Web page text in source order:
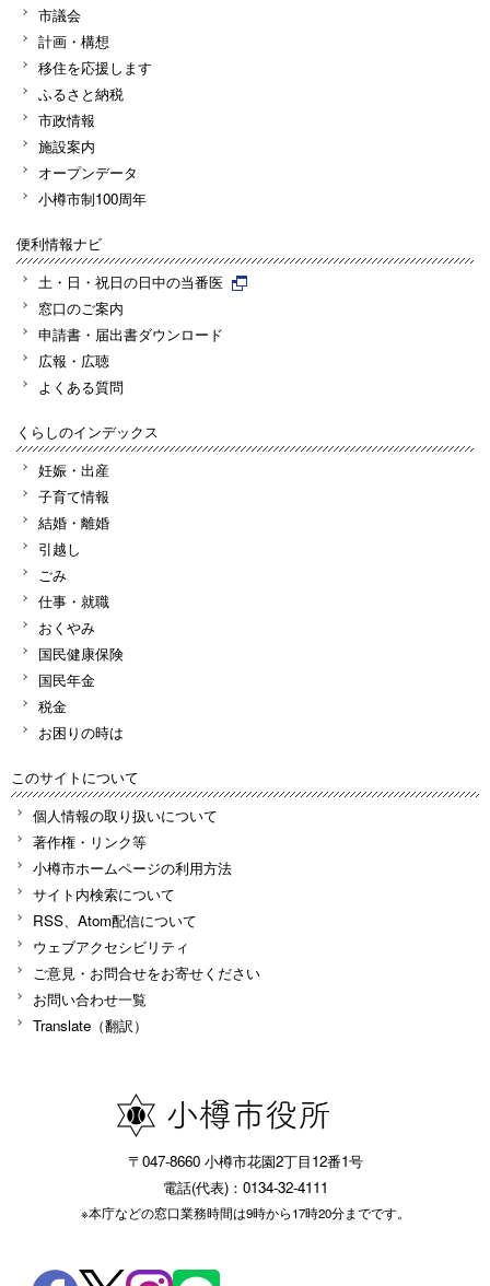
市議会
計画・構想
移住を応援します
ふるさと納税
市政情報
施設案内
オープンデータ
小樽市制100周年
便利情報ナビ
土・日・祝日の日中の当番医
窓口のご案内
申請書・届出書ダウンロード
広報・広聴
よくある質問
くらしのインデックス
妊娠・出産
子育て情報
結婚・離婚
引越し
ごみ
仕事・就職
おくやみ
国民健康保険
国民年金
税金
お困りの時は
このサイトについて
個人情報の取り扱いについて
著作権・リンク等
小樽市ホームページの利用方法
サイト内検索について
RSS、Atom配信について
ウェブアクセシビリティ
ご意見・お問合せをお寄せください
お問い合わせ一覧
Translate（翻訳）
〒047-8660 小樽市花園2丁目12番1号
電話(代表)：0134-32-4111
※本庁などの窓口業務時間は9時から17時20分までです。